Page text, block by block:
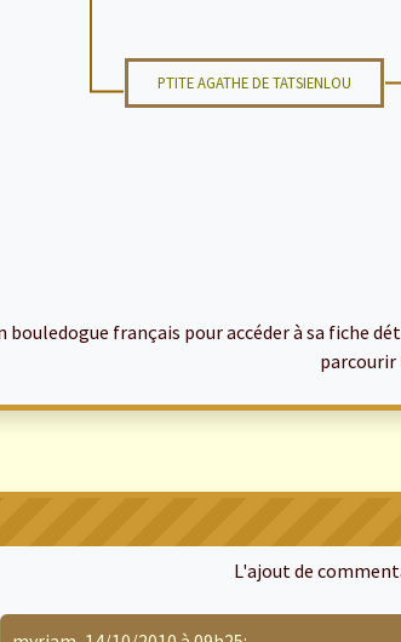
PTITE AGATHE DE TATSIENLOU
bouledogue français pour accéder à sa fiche
parcourir
L'ajout de